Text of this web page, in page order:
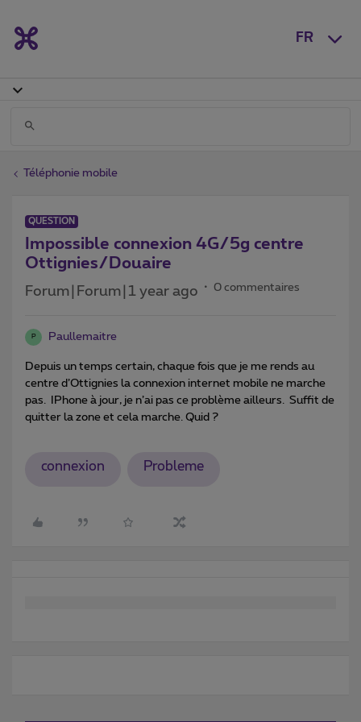
FR
Téléphonie mobile
QUESTION
Impossible connexion 4G/5g centre
Ottignies/Douaire
Forum|Forum|1 year ago 0 commentaires
P Paullemaitre
Depuis un temps certain, chaque fois que je me rends au
centre d’Ottignies la connexion internet mobile ne marche
pas. IPhone à jour, je n’ai pas ce problème ailleurs. Suffit de
quitter la zone et cela marche. Quid ?
connexion Probleme